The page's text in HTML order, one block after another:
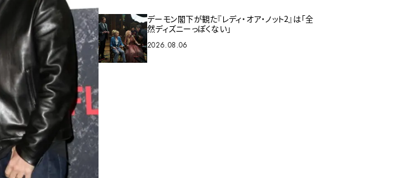
デーモン閣下が観た『レディ・オア・ノット2』は「全
然ディズニーっぽくない」
2026.08.06